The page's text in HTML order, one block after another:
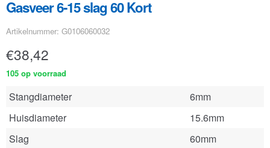
Toepassingen
Klantenservice
FAQ
Gasveer 6-15 slag 60 Kort
Artikelnummer: G0106060032
€38,42
105 op voorraad
Stangdiameter
6mm
Huisdiameter
15.6mm
Slag
60mm